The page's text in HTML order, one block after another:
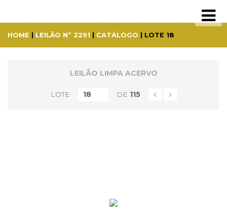
HOME | LEILÃO Nº 2291 | CATÁLOGO | LOTE 18
LEILÃO LIMPA ACERVO
LOTE DE 115 ‹ ›